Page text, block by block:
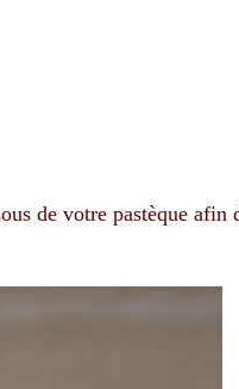
de votre pastèque